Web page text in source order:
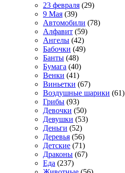
23 февраля (29)
9 Мая (39)
Автомобили (78)
Алфавит (59)
Ангелы (42)
Бабочки (49)
Банты (48)
Бумага (40)
Венки (41)
Виньетки (67)
Воздушные шарики (61)
Грибы (93)
Девочки (50)
Девушки (53)
Деньги (52)
Деревья (56)
Детские (71)
Драконы (67)
Еда (237)